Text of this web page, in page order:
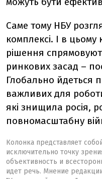
Саме тому НБУ
комплексі. І в цьому
рішення
ринкових засад –
Глобально йдеться
важливих для
які знищила росія,
повномасштабну
Колонка представляет
исключительно точку
объективность и
идет речь. Мнение